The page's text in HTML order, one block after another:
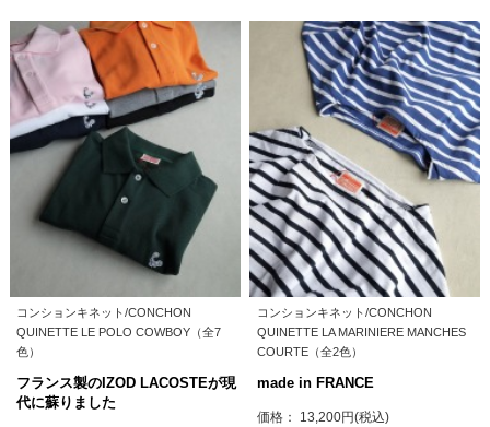
コンションキネット/CONCHON
QUINETTE LE POLO COWBOY（全7
色）
フランス製のIZOD LACOSTEが現
代に蘇りました
コンションキネット/CONCHON
QUINETTE LA MARINIERE MANCHES
COURTE（全2色）
made in FRANCE
価格： 13,200円(税込)